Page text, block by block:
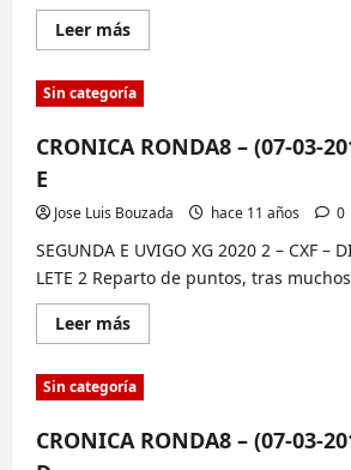
Leer másLee
más
CRONICA
RONDA8
–
03-
2015)
Sin categoría
CRONICA RONDA8 – (07-03-
E
Jose Luis Bouzada hace 11 años 0
SEGUNDA E UVIGO XG 2020 2 – CXF –
LETE 2 Reparto de puntos, tras
Leer másLee
más
CRONICA
RONDA8
–
03-
2015)
Sin categoría
CRONICA RONDA8 – (07-03-